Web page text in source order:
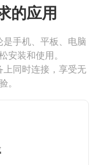
的应用
手机、平板、电脑
安装和使用。
同时连接，享受无
。